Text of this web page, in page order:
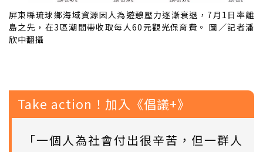
屏東縣琉球鄉海域資源因人為遊憩壓力逐漸衰退，7月1日率離
島之先，在3區潮間帶收取每人60元觀光保育費。 圖／記者潘
欣中翻攝
Take action！加入《倡議+》
「一個人為社會付出很辛苦，但一群人